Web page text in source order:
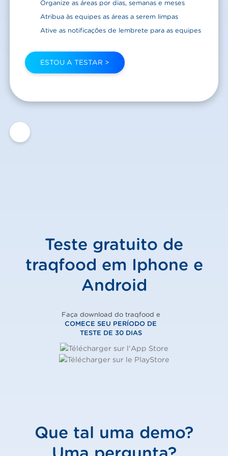
Organize as áreas por dias, semanas e meses
Atribua às equipes as áreas a serem limpas
Ative as notificações de lembrete para as equipes
ESTOU A TESTAR >
Teste gratuito de
traqfood em Iphone e
Android
Faça download do traqfood e
COMECE SEU PERÍODO DE
TESTE DE 30 DIAS
Que tal uma demo?